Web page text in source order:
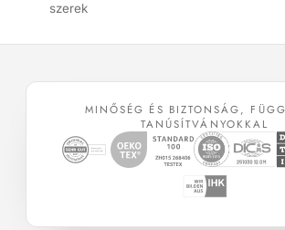
szerek
MINŐSÉG ÉS BIZTONSÁG,
TANÚSÍTVÁNYOKKAL